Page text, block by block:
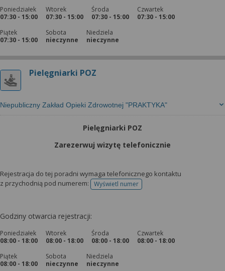
Poniedziałek
07:30 - 15:00
Wtorek
07:30 - 15:00
Środa
07:30 - 15:00
Czwartek
07:30 - 15:00
Piątek
07:30 - 15:00
Sobota
nieczynne
Niedziela
nieczynne
Pielęgniarki POZ
Niepubliczny Zakład Opieki Zdrowotnej "PRAKTYKA"
Pielęgniarki POZ
Zarezerwuj wizytę telefonicznie
Rejestracja do tej poradni wymaga telefonicznego kontaktu
z przychodnią pod numerem:
Wyświetl numertelefonu do rejestracji
Godziny otwarcia rejestracji:
Poniedziałek
08:00 - 18:00
Wtorek
08:00 - 18:00
Środa
08:00 - 18:00
Czwartek
08:00 - 18:00
Piątek
08:00 - 18:00
Sobota
nieczynne
Niedziela
nieczynne